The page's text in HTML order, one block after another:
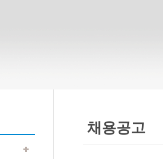
채용공고